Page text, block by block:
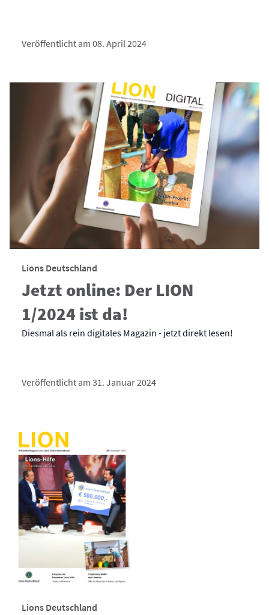
Veröffentlicht am 08. April 2024
Lions Deutschland
Jetzt online: Der LION
1/2024 ist da!
Diesmal als rein digitales Magazin - jetzt direkt lesen!
Veröffentlicht am 31. Januar 2024
Lions Deutschland